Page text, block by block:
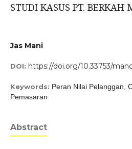
STUDI KASUS PT. BERKAH
Jas Mani
DOI: https://doi.org/10.33753/
Keywords: Peran Nilai Pelanggan,
Pemasaran
Abstract